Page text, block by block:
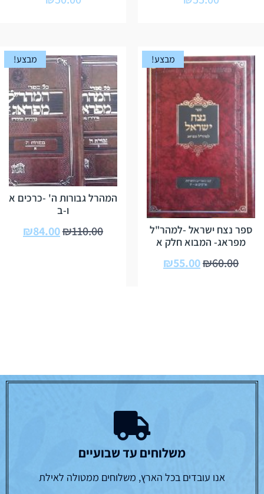
מבצע!
ספר נצח ישראל -למהר"ל
מפראג- המבוא חלק א
₪60.00
₪55.00
מבצע!
המהרל גבורות ה' -כרכים א
ו-ב
₪110.00
₪84.00
משלוחים עד שבועיים
אנו עובדים בכל הארץ, משלוחים ממטולה לאילת